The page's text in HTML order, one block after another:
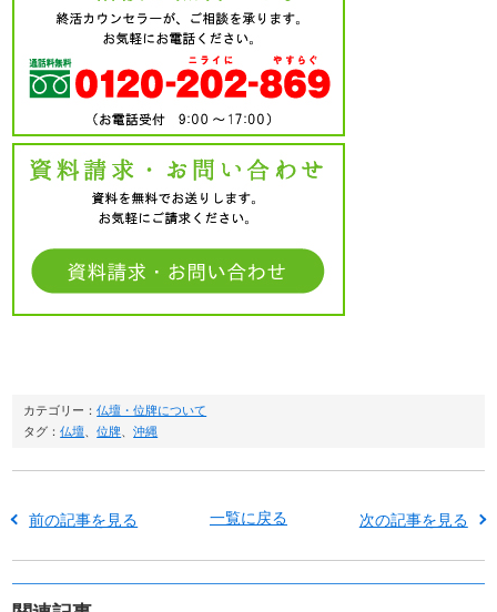
カテゴリー：仏壇・位牌について
タグ：仏壇 、位牌 、沖縄
前の記事を見る 一覧に戻る 次の記事を見る